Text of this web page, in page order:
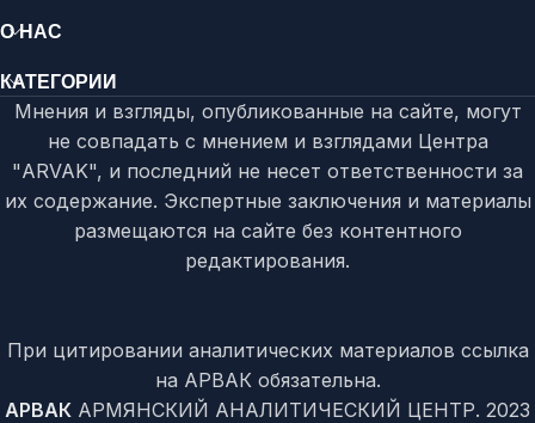
О НАС
КАТЕГОРИИ
Мнения и взгляды, опубликованные на сайте, могут
не совпадать с мнением и взглядами Центра
"ARVAK", и последний не несет ответственности за
их содержание. Экспертные заключения и материалы
размещаются на сайте без контентного
редактирования.
При цитировании аналитических материалов ссылка
на АРВАК обязательна.
АРВАК АРМЯНСКИЙ АНАЛИТИЧЕСКИЙ ЦЕНТР. 2023